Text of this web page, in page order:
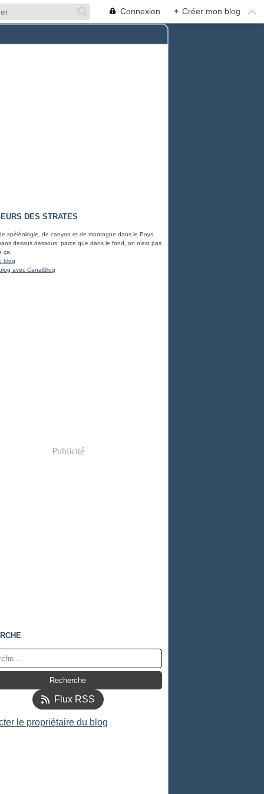
Connexion + Créer mon blog
DES STRATES
spéléologie, de canyon et de montagne dans le Pays
dessus dessous, parce que dans le fond, on n'est pas
ça.
blog
avec CanalBlog
Publicité
Flux RSS
le propriétaire du blog